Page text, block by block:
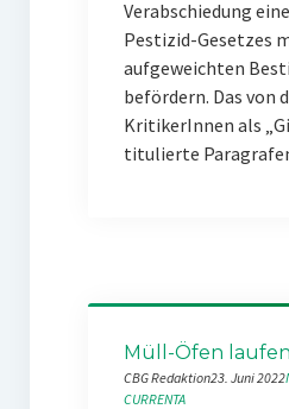
Verabschiedung
Pestizid-Gesetzes
aufgeweichten
befördern. Das von
KritikerInnen als
titulierte
Müll-Öfen
CBG Redaktion23. Juni 2022
CURRENTA